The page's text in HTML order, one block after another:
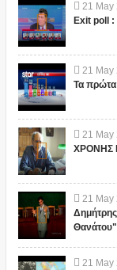
21 May
Exit poll :
21 May
Τα πρώτα
21 May
ΧΡΟΝΗΣ
21 May
Θανάτου"
21 May